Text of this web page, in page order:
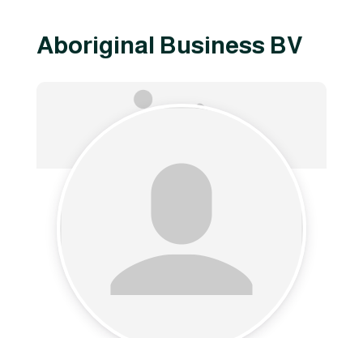
Aboriginal Business BV